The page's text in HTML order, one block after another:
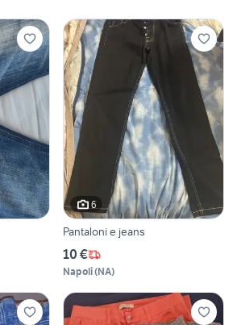
6
Pantaloni e jeans
10 €
Napoli(NA)